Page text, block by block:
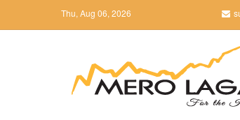
Thu, Aug 06, 2026